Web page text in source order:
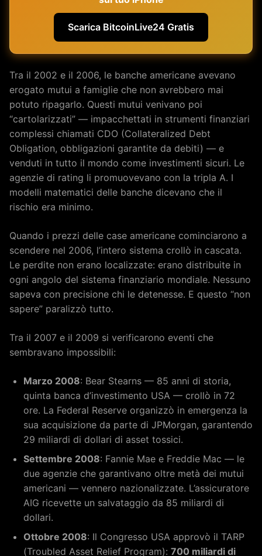
Scarica BitcoinLive24 Gratis
Tra il 2002 e il 2006, le banche americane avevano
erogato mutui a famiglie che non avrebbero mai
potuto ripagarlo. Questi mutui venivano poi
“cartolarizzati” — impacchettati in strumenti finanziari
complessi chiamati CDO (Collateralized Debt
Obligation, obbligazioni garantite da debiti) — e
venduti in tutto il mondo come investimenti sicuri. Le
agenzie di rating li promuovevano con la tripla A. I
modelli matematici delle banche dicevano che il
rischio era minimo.
Quando i prezzi delle case americane cominciarono a
scendere nel 2006, l’intero sistema crollò in cascata.
Le perdite non erano localizzate: erano distribuite in
ogni angolo del sistema finanziario mondiale. Nessuno
sapeva con precisione chi le detenesse. E questo “non
sapere” paralizzò tutto.
Tra il 2007 e il 2009 si verificarono eventi che
sembravano impossibili:
Marzo 2008: Bear Stearns — 85 anni di storia,
quinta banca d’investimento USA — crollò in 72
ore. La Federal Reserve organizzò in emergenza la
sua acquisizione da parte di JPMorgan, garantendo
29 miliardi di dollari di asset tossici.
Settembre 2008: Fannie Mae e Freddie Mac — le
due agenzie che garantivano oltre metà dei mutui
americani — vennero nazionalizzate. L’assicuratore
AIG ricevette un salvataggio da 85 miliardi di
dollari.
Ottobre 2008: Il Congresso USA approvò il TARP
(Troubled Asset Relief Program): 700 miliardi di